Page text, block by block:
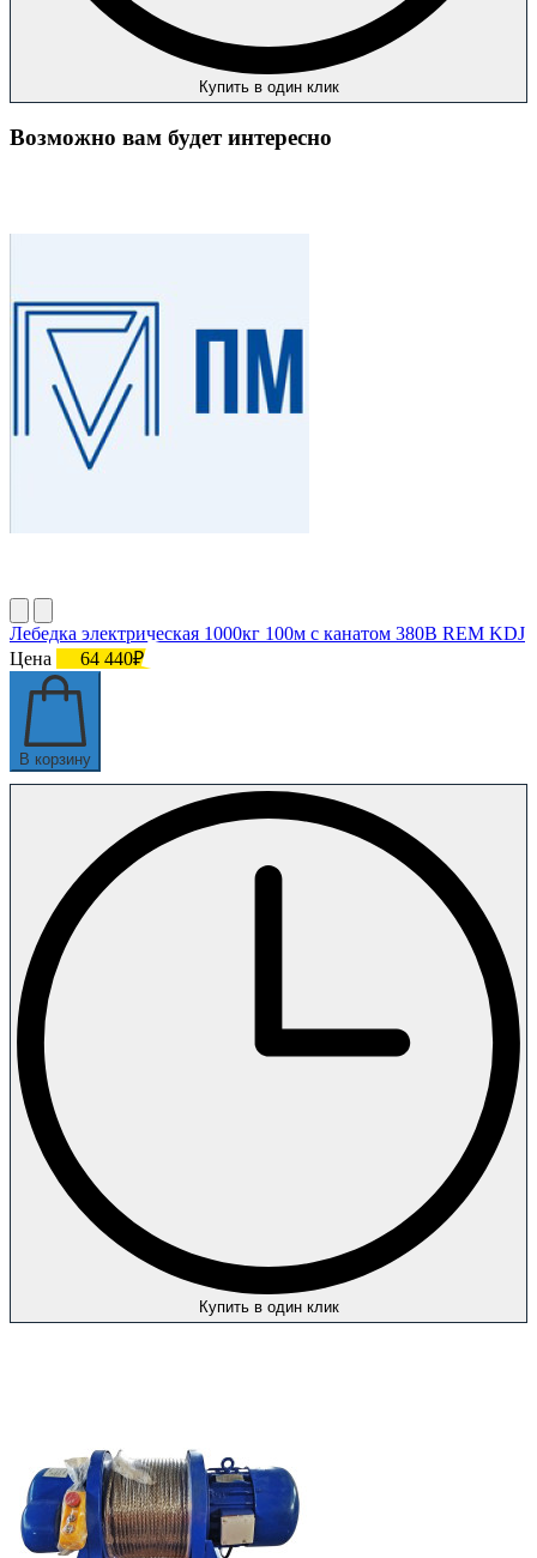
Купить в один клик
Возможно вам будет интересно
Лебедка электрическая 1000кг 100м с канатом 380В REM KDJ
Цена
64 440₽
В корзину
Купить в один клик